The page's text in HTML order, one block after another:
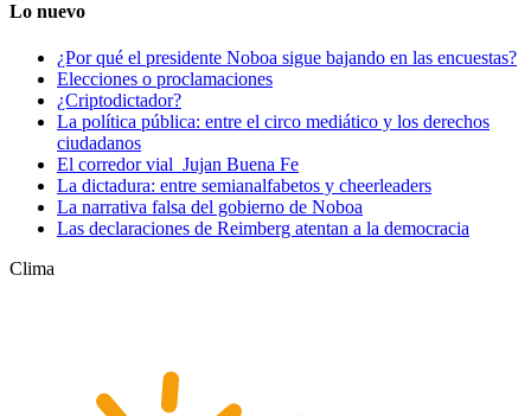
Lo nuevo
¿Por qué el presidente Noboa sigue bajando en las encuestas?
Elecciones o proclamaciones
¿Criptodictador?
La política pública: entre el circo mediático y los derechos
ciudadanos
El corredor vial Jujan Buena Fe
La dictadura: entre semianalfabetos y cheerleaders
La narrativa falsa del gobierno de Noboa
Las declaraciones de Reimberg atentan a la democracia
Clima